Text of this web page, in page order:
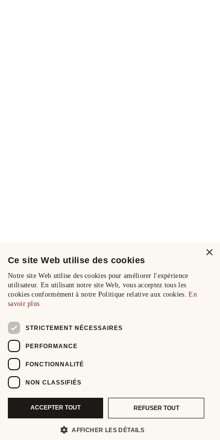
×
Ce site Web utilise des cookies
Notre site Web utilise des cookies pour améliorer l'expérience
utilisateur. En utilisant notre site Web, vous acceptez tous les
cookies conformément à notre Politique relative aux cookies.En
savoir plus
STRICTEMENT NÉCESSAIRES
PERFORMANCE
FONCTIONNALITÉ
NON CLASSIFIÉS
ACCEPTER TOUT REFUSER TOUT
AFFICHER LES DÉTAILS